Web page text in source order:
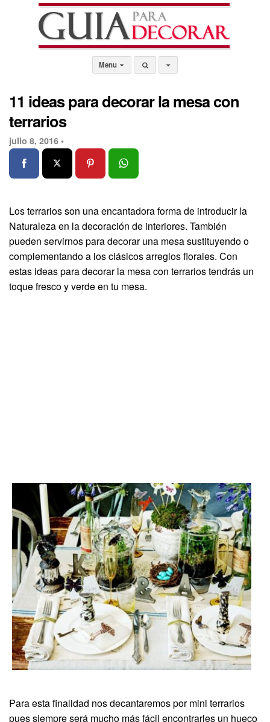
Menu
11 ideas para decorar la mesa con
terrarios
julio 8, 2016 •
Los terrarios son una encantadora forma de introducir la
Naturaleza en la decoración de interiores. También
pueden servirnos para decorar una mesa sustituyendo o
complementando a los clásicos arreglos florales. Con
estas ideas para decorar la mesa con terrarios tendrás un
toque fresco y verde en tu mesa.
Para esta finalidad nos decantaremos por mini terrarios
pues siempre será mucho más fácil encontrarles un hueco